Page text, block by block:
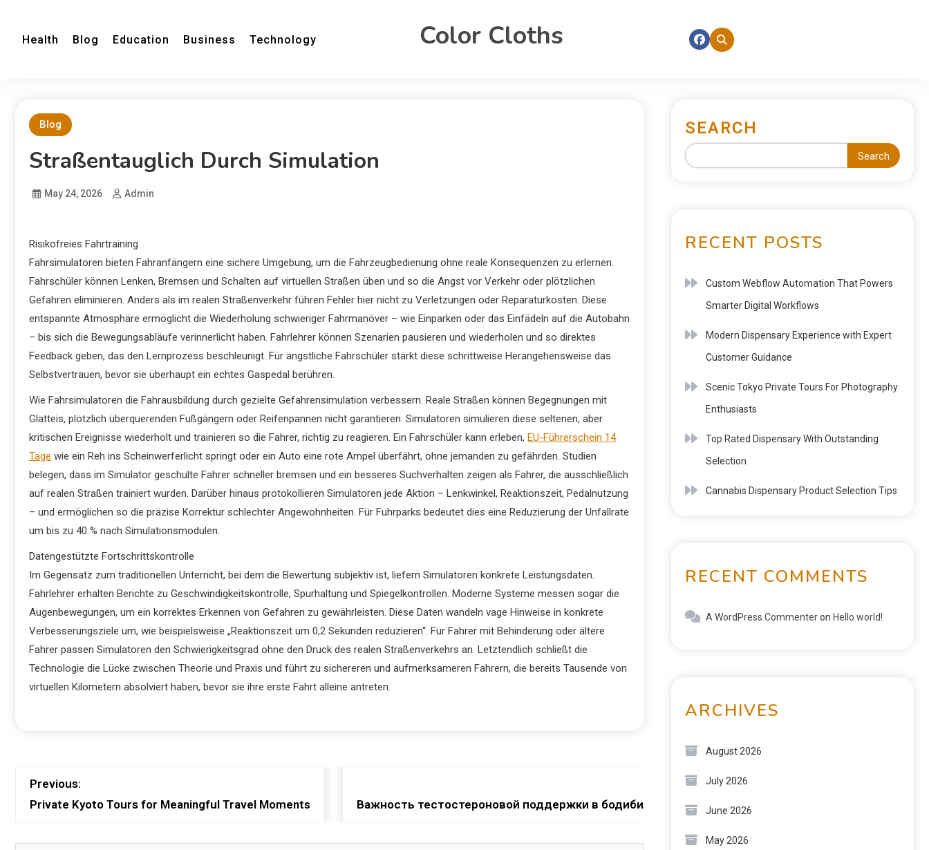
Health Blog Education Business Technology Color Cloths
Blog
Straßentauglich Durch Simulation
May 24, 2026 Admin
Risikofreies Fahrtraining
Fahrsimulatoren bieten Fahranfängern eine sichere Umgebung, um die Fahrzeugbedienung ohne reale Konsequenzen zu erlernen.
Fahrschüler können Lenken, Bremsen und Schalten auf virtuellen Straßen üben und so die Angst vor Verkehr oder plötzlichen
Gefahren eliminieren. Anders als im realen Straßenverkehr führen Fehler hier nicht zu Verletzungen oder Reparaturkosten. Diese
entspannte Atmosphäre ermöglicht die Wiederholung schwieriger Fahrmanöver – wie Einparken oder das Einfädeln auf die Autobahn
– bis sich die Bewegungsabläufe verinnerlicht haben. Fahrlehrer können Szenarien pausieren und wiederholen und so direktes
Feedback geben, das den Lernprozess beschleunigt. Für ängstliche Fahrschüler stärkt diese schrittweise Herangehensweise das
Selbstvertrauen, bevor sie überhaupt ein echtes Gaspedal berühren.
Wie Fahrsimulatoren die Fahrausbildung durch gezielte Gefahrensimulation verbessern. Reale Straßen können Begegnungen mit
Glatteis, plötzlich überquerenden Fußgängern oder Reifenpannen nicht garantieren. Simulatoren simulieren diese seltenen, aber
kritischen Ereignisse wiederholt und trainieren so die Fahrer, richtig zu reagieren. Ein Fahrschüler kann erleben, EU-Führerschein 14
Tage wie ein Reh ins Scheinwerferlicht springt oder ein Auto eine rote Ampel überfährt, ohne jemanden zu gefährden. Studien
belegen, dass im Simulator geschulte Fahrer schneller bremsen und ein besseres Suchverhalten zeigen als Fahrer, die ausschließlich
auf realen Straßen trainiert wurden. Darüber hinaus protokollieren Simulatoren jede Aktion – Lenkwinkel, Reaktionszeit, Pedalnutzung
– und ermöglichen so die präzise Korrektur schlechter Angewohnheiten. Für Fuhrparks bedeutet dies eine Reduzierung der Unfallrate
um bis zu 40 % nach Simulationsmodulen.
Datengestützte Fortschrittskontrolle
Im Gegensatz zum traditionellen Unterricht, bei dem die Bewertung subjektiv ist, liefern Simulatoren konkrete Leistungsdaten.
Fahrlehrer erhalten Berichte zu Geschwindigkeitskontrolle, Spurhaltung und Spiegelkontrollen. Moderne Systeme messen sogar die
Augenbewegungen, um ein korrektes Erkennen von Gefahren zu gewährleisten. Diese Daten wandeln vage Hinweise in konkrete
Verbesserungsziele um, wie beispielsweise „Reaktionszeit um 0,2 Sekunden reduzieren“. Für Fahrer mit Behinderung oder ältere
Fahrer passen Simulatoren den Schwierigkeitsgrad ohne den Druck des realen Straßenverkehrs an. Letztendlich schließt die
Technologie die Lücke zwischen Theorie und Praxis und führt zu sichereren und aufmerksameren Fahrern, die bereits Tausende von
virtuellen Kilometern absolviert haben, bevor sie ihre erste Fahrt alleine antreten.
Previous:
Private Kyoto Tours for Meaningful Travel Moments
Важность тестостероновой поддержки в бодибилдинге
SEARCH
Search
RECENT POSTS
Custom Webflow Automation That Powers
Smarter Digital Workflows
Modern Dispensary Experience with Expert
Customer Guidance
Scenic Tokyo Private Tours For Photography
Enthusiasts
Top Rated Dispensary With Outstanding
Selection
Cannabis Dispensary Product Selection Tips
RECENT COMMENTS
A WordPress Commenteron Hello world!
ARCHIVES
August 2026
July 2026
June 2026
May 2026